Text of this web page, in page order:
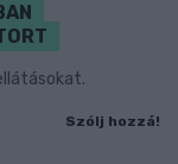
Szólj hozzá!